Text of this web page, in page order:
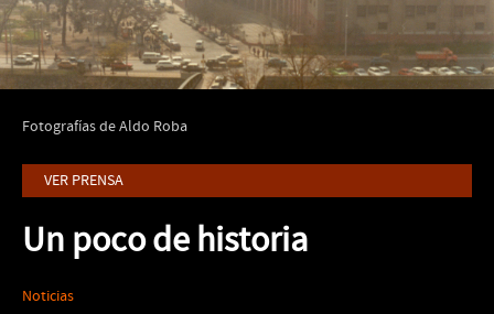
Fotografías de Aldo Roba
VER PRENSA
Un poco de historia
Noticias